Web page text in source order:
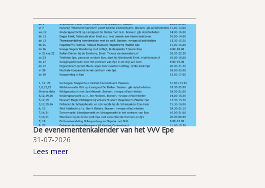
De evenementenkalender van het VVV Epe
31-07-2026
Lees meer